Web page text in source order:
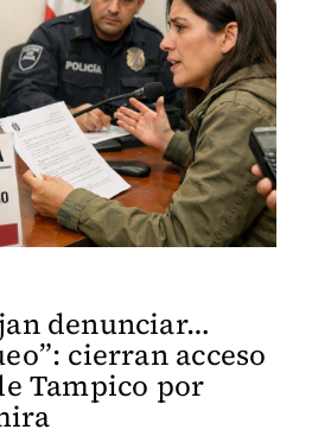
denunciar…
cierran acceso
Tampico por